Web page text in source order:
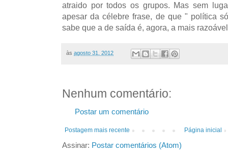
atraido por todos os grupos. Mas sem
apesar da célebre frase, de que " política
sabe que a de saída é, agora, a mais
às agosto 31, 2012
Nenhum comentário:
Postar um comentário
Postagem mais recente Página inicial
Assinar: Postar comentários (Atom)